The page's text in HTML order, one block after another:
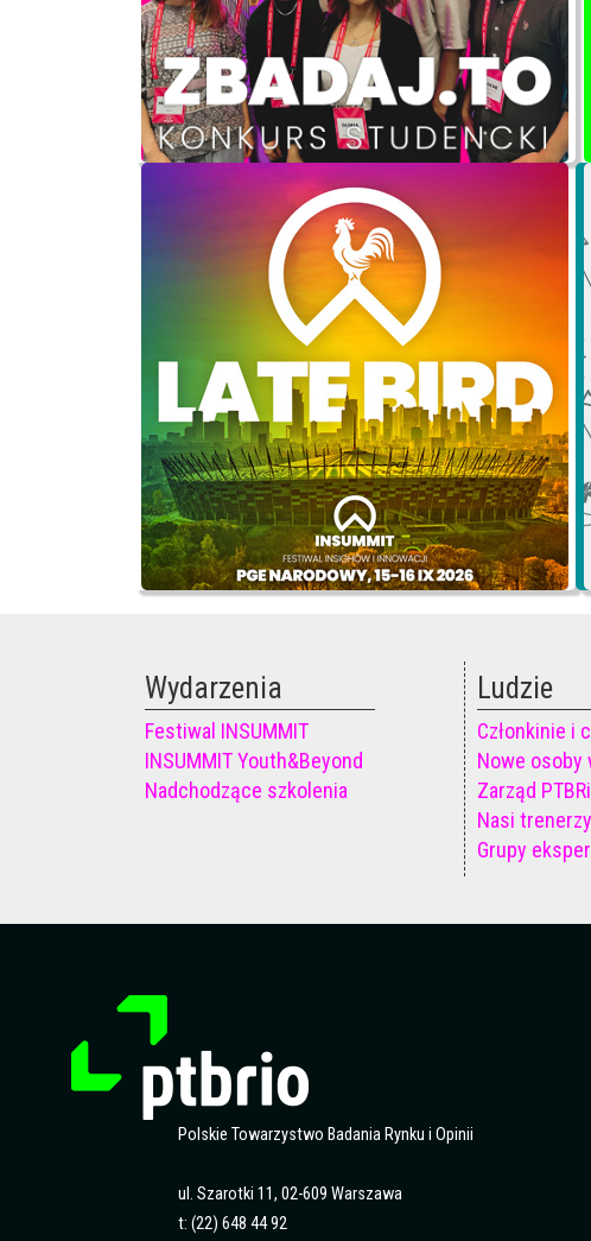
Wydarzenia
Festiwal INSUMMIT
INSUMMIT Youth&Beyond
Nadchodzące szkolenia
Ludzie
Członkinie i
Nowe osoby
Zarząd
Nasi trenerzy
Grupy
Polskie Towarzystwo Badania Rynku i Opinii
ul. Szarotki 11, 02-609 Warszawa
t: (22) 648 44 92